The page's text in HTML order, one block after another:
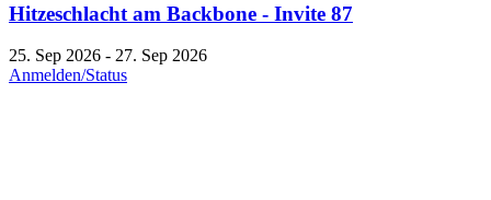
Hitzeschlacht am Backbone - Invite 87
25. Sep 2026 - 27. Sep 2026
Anmelden/Status